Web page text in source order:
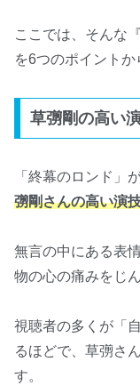
ここでは、そんな
を6つのポイントか
草彅剛の高い
「終幕のロンド」
彅剛さんの高い演
無言の中にある表
物の心の痛みをじ
視聴者の多くが「
るほどで、草彅さ
す。